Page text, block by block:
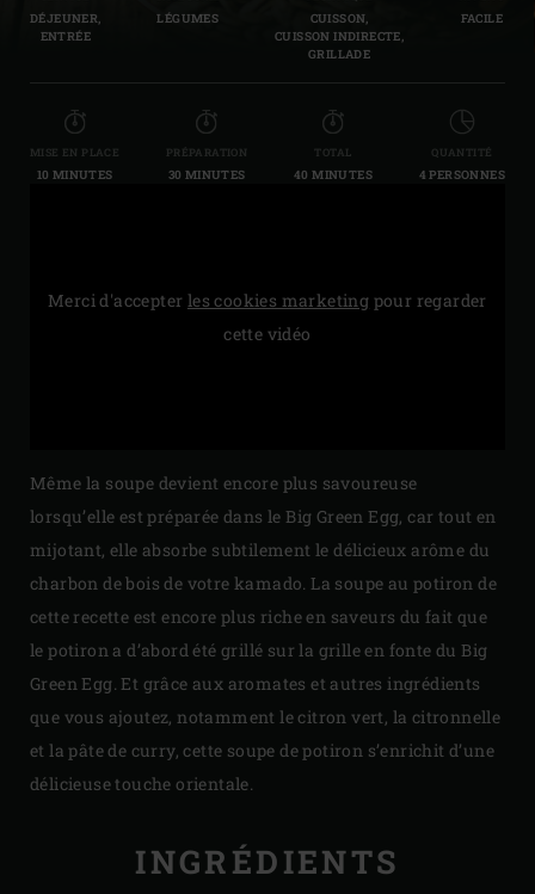
DÉJEUNER,
ENTRÉE
LÉGUMES
CUISSON,
CUISSON INDIRECTE,
GRILLADE
FACILE
MISE EN PLACE
10 MINUTES
PRÉPARATION
30 MINUTES
TOTAL
40 MINUTES
QUANTITÉ
4 PERSONNES
Merci d'accepter les cookies marketing pour regarder
cette vidéo
Même la soupe devient encore plus savoureuse
lorsqu’elle est préparée dans le Big Green Egg, car tout en
mijotant, elle absorbe subtilement le délicieux arôme du
charbon de bois de votre kamado. La soupe au potiron de
cette recette est encore plus riche en saveurs du fait que
le potiron a d’abord été grillé sur la grille en fonte du Big
Green Egg. Et grâce aux aromates et autres ingrédients
que vous ajoutez, notamment le citron vert, la citronnelle
et la pâte de curry, cette soupe de potiron s’enrichit d’une
délicieuse touche orientale.
INGRÉDIENTS